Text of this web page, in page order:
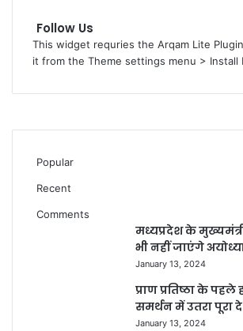
Follow Us
This widget requries the Arqam Lite
it from the Theme settings menu > Install
Popular
Recent
Comments
मध्यप्रदेश के
भी नहीं जाएंगे
January 13, 2024
प्राण प्रतिष्ठा के
समर्थन में उतरा पूरा
January 13, 2024